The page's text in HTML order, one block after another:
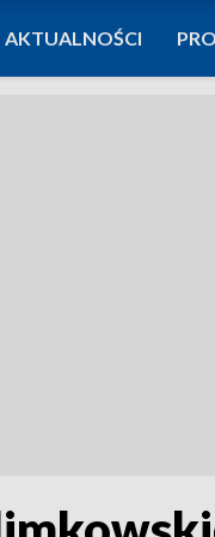
AKTUALNOŚCI